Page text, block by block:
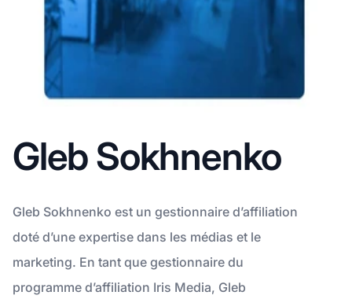
Gleb Sokhnenko
Gleb Sokhnenko est un gestionnaire d’affiliation
doté d’une expertise dans les médias et le
marketing. En tant que gestionnaire du
programme d’affiliation Iris Media, Gleb